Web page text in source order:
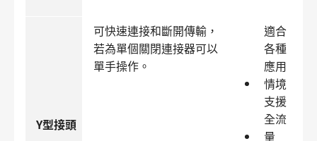
Y型接頭
可快速連接和斷開傳輸，
若為單個關閉連接器可以
單手操作。
適合
各種
應用
情境
支援
全流
量